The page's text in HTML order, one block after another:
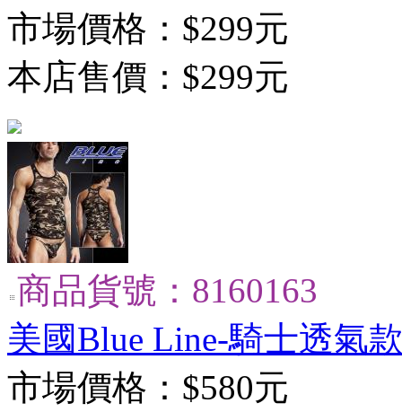
市場價格： $299元
本店售價： $299元
商品貨號：8160163
美國Blue Line-騎士透氣
市場價格： $580元